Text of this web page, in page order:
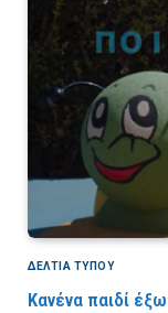
ΔΕΛΤΙΑ ΤΥΠΟΥ
Κανένα παιδί